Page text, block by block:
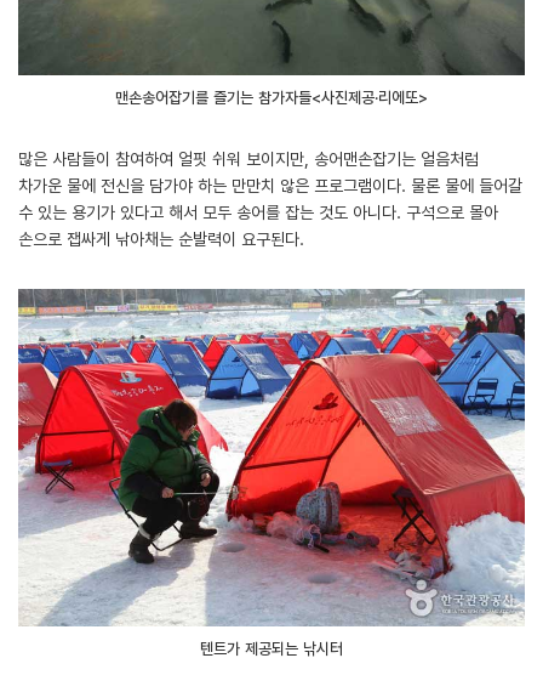
맨손송어잡기를 즐기는 참가자들<사진제공·리에또>
많은 사람들이 참여하여 얼핏 쉬워 보이지만, 송어맨손잡기는 얼음처럼
차가운 물에 전신을 담가야 하는 만만치 않은 프로그램이다. 물론 물에 들어갈
수 있는 용기가 있다고 해서 모두 송어를 잡는 것도 아니다. 구석으로 몰아
손으로 잽싸게 낚아채는 순발력이 요구된다.
텐트가 제공되는 낚시터